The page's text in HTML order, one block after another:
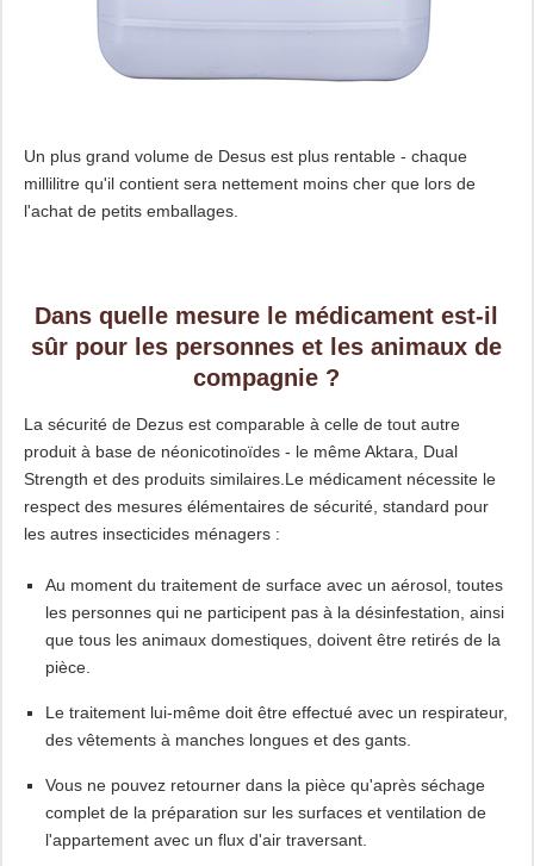
Un plus grand volume de Desus est plus rentable - chaque
millilitre qu'il contient sera nettement moins cher que lors de
l'achat de petits emballages.
Dans quelle mesure le médicament est-il
sûr pour les personnes et les animaux de
compagnie ?
La sécurité de Dezus est comparable à celle de tout autre
produit à base de néonicotinoïdes - le même Aktara, Dual
Strength et des produits similaires.Le médicament nécessite le
respect des mesures élémentaires de sécurité, standard pour
les autres insecticides ménagers :
Au moment du traitement de surface avec un aérosol, toutes
les personnes qui ne participent pas à la désinfestation, ainsi
que tous les animaux domestiques, doivent être retirés de la
pièce.
Le traitement lui-même doit être effectué avec un respirateur,
des vêtements à manches longues et des gants.
Vous ne pouvez retourner dans la pièce qu'après séchage
complet de la préparation sur les surfaces et ventilation de
l'appartement avec un flux d'air traversant.